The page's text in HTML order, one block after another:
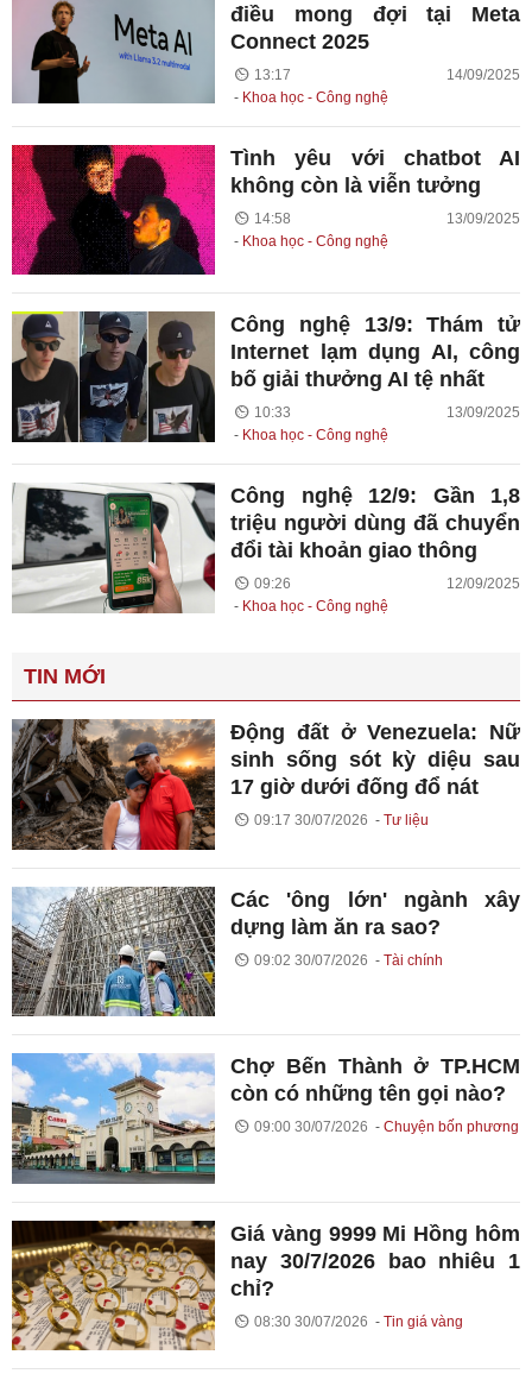
điều mong đợi tại Meta
Connect 2025
13:17 14/09/2025
Khoa học - Công nghệ
Tình yêu với chatbot AI
không còn là viễn tưởng
14:58 13/09/2025
Khoa học - Công nghệ
Công nghệ 13/9: Thám tử
Internet lạm dụng AI, công
bố giải thưởng AI tệ nhất
10:33 13/09/2025
Khoa học - Công nghệ
Công nghệ 12/9: Gần 1,8
triệu người dùng đã chuyển
đổi tài khoản giao thông
09:26 12/09/2025
Khoa học - Công nghệ
TIN MỚI
Động đất ở Venezuela: Nữ
sinh sống sót kỳ diệu sau
17 giờ dưới đống đổ nát
09:17 30/07/2026 Tư liệu
Các 'ông lớn' ngành xây
dựng làm ăn ra sao?
09:02 30/07/2026 Tài chính
Chợ Bến Thành ở TP.HCM
còn có những tên gọi nào?
09:00 30/07/2026 Chuyện bốn phương
Giá vàng 9999 Mi Hồng hôm
nay 30/7/2026 bao nhiêu 1
chỉ?
08:30 30/07/2026 Tin giá vàng